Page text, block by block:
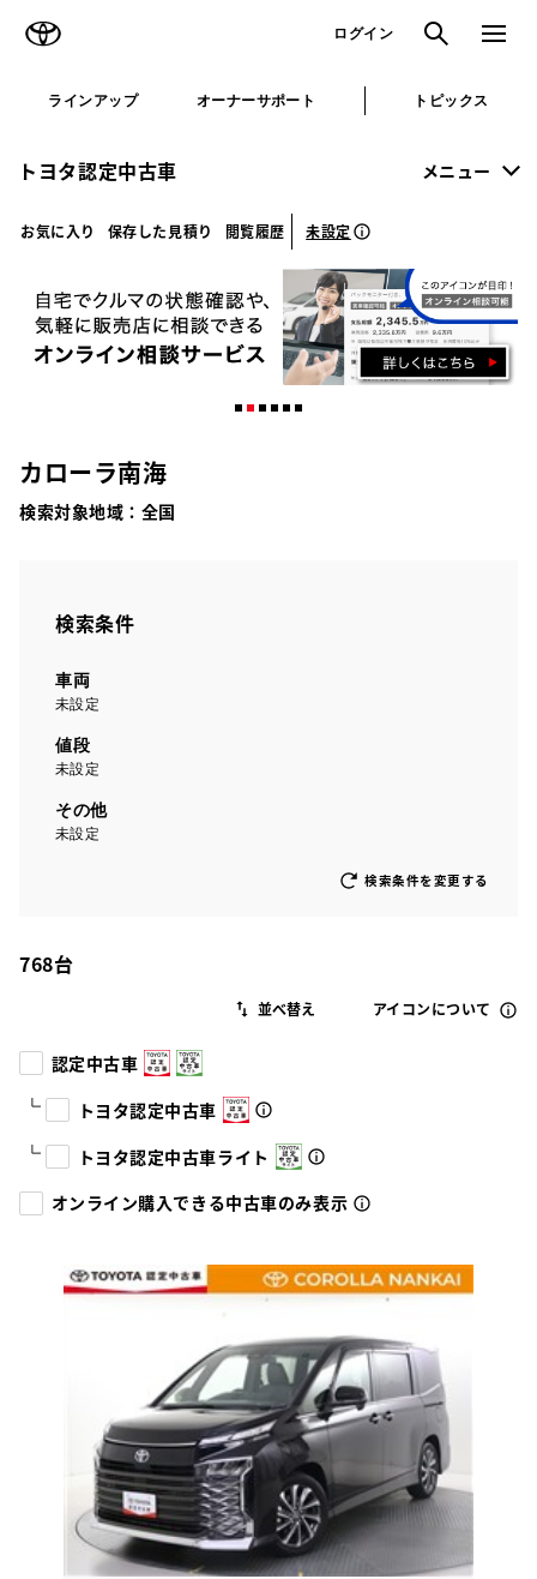
ログイン 検索 メニュ
ラインアップ オーナーサポート トピックス
トヨタ認定中古車 メニュー
お気に入り 保存した見積り 閲覧履歴 未設定
カローラ南海
検索対象地域： 全国
検索条件
車両
未設定
値段
未設定
その他
未設定
検索条件を変更する
768台
アイコンについて
認定中古車
トヨタ認定中古車
トヨタ認定中古車ライト
オンライン購入できる中古車のみ表示